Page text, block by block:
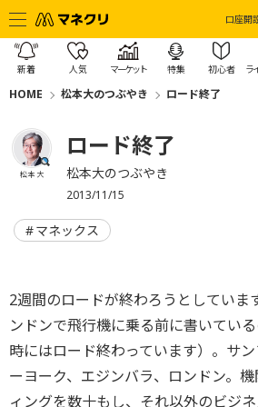
口座開
新着 人気 マーケット 特集 初心者 ラ
HOME 松本大のつぶやき ロード終了
松本 大
ロード終了
松本大のつぶやき
2013/11/15
マネックス
2週間のロードが終わろうとしていま
ンドンで飛行機に乗る前に書いてい
時にはロード終わっています）。サ
ーヨーク、エジンバラ、ロンドン。
ィングを数十もし、それ以外のビジネ